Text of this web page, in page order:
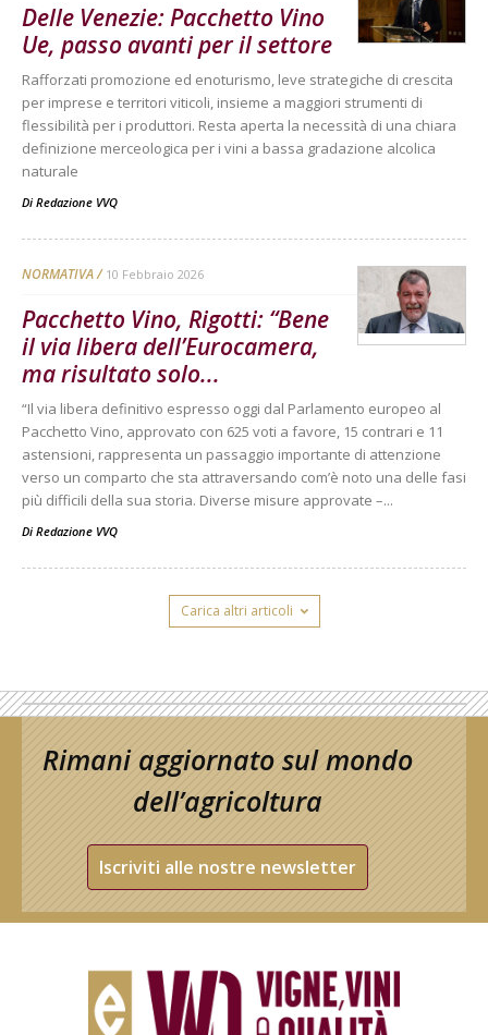
Delle Venezie: Pacchetto Vino
Ue, passo avanti per il settore
Rafforzati promozione ed enoturismo, leve strategiche di crescita
per imprese e territori viticoli, insieme a maggiori strumenti di
flessibilità per i produttori. Resta aperta la necessità di una chiara
definizione merceologica per i vini a bassa gradazione alcolica
naturale
Di Redazione VVQ
NORMATIVA 10 Febbraio 2026
Pacchetto Vino, Rigotti: “Bene
il via libera dell’Eurocamera,
ma risultato solo...
“Il via libera definitivo espresso oggi dal Parlamento europeo al
Pacchetto Vino, approvato con 625 voti a favore, 15 contrari e 11
astensioni, rappresenta un passaggio importante di attenzione
verso un comparto che sta attraversando com’è noto una delle fasi
più difficili della sua storia. Diverse misure approvate –...
Di Redazione VVQ
Carica altri articoli
Rimani aggiornato sul mondo
dell’agricoltura
Iscriviti alle nostre newsletter